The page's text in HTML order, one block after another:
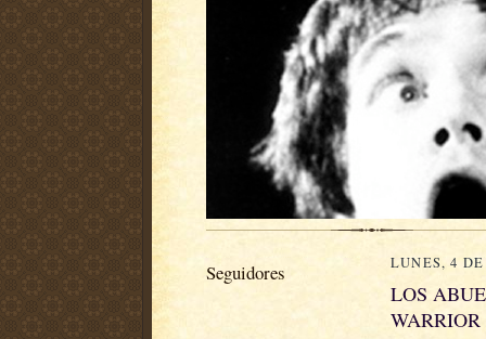
Seguidores LUNES, 4
LOS